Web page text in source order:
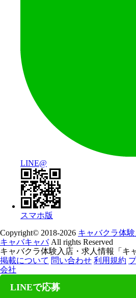
LINE@
スマホ版
Copyright© 2018-2026 キャバクラ体
キャバキャバAll rights Reserved
キャバクラ体験入店・求人情報「キ
掲載について 問い合わせ 利用規約
会社
LINEで応募